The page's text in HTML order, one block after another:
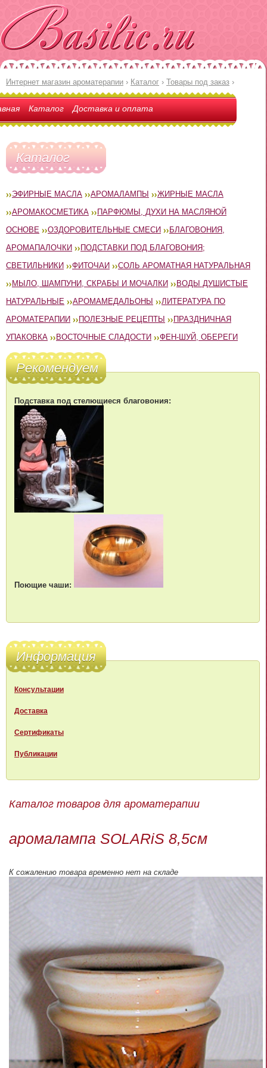
Интернет магазин ароматерапии › Каталог › Товары под заказ ›
Каталог Доставка и оплата
Каталог
ЭФИРНЫЕ МАСЛА АРОМАЛАМПЫ
ЖИРНЫЕ МАСЛА
АРОМАКОСМЕТИКА
ПАРФЮМЫ, ДУХИ НА МАСЛЯНОЙ
ОСНОВЕ
ОЗДОРОВИТЕЛЬНЫЕ СМЕСИ
БЛАГОВОНИЯ,
АРОМАПАЛОЧКИ
ПОДСТАВКИ ПОД БЛАГОВОНИЯ;
СВЕТИЛЬНИКИ
ФИТОЧАИ
СОЛЬ АРОМАТНАЯ НАТУРАЛЬНАЯ
МЫЛО, ШАМПУНИ, СКРАБЫ И МОЧАЛКИ
ВОДЫ ДУШИСТЫЕ
НАТУРАЛЬНЫЕ
АРОМАМЕДАЛЬОНЫ
ЛИТЕРАТУРА ПО
АРОМАТЕРАПИИ
ПОЛЕЗНЫЕ РЕЦЕПТЫ
ПРАЗДНИЧНАЯ
УПАКОВКА
ВОСТОЧНЫЕ СЛАДОСТИ ФЕН-ШУЙ, ОБЕРЕГИ
Рекомендуем
Подставка под стелющиеся благовония:
Поющие чаши:
Информация
Консультации
Доставка
Сертификаты
Публикации
Каталог товаров для ароматерапии
аромалампа SOLARiS 8,5см
К сожалению товара временно нет на складе